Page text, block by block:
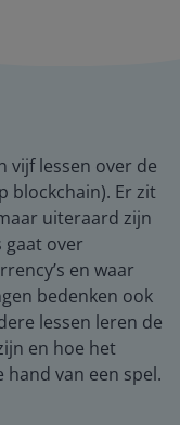
vijf lessen over de
blockchain). Er zit
uiteraard zijn
gaat over
en waar
bedenken ook
lessen leren de
en hoe het
van een spel.